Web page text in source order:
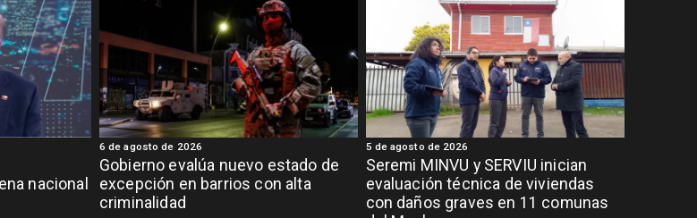
nacional
Gobierno evalúa nuevo estado de
excepción en barrios con alta
criminalidad
6 de agosto de 2026
Seremi MINVU y SERVIU inician
evaluación técnica de viviendas
con daños graves en 11 comunas
5 de agosto de 2026